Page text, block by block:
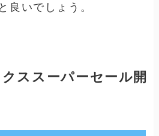
良いでしょう。
ススーパーセール開